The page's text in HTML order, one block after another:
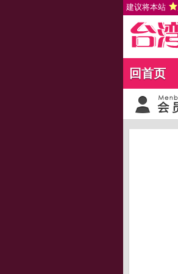
建议将本站
回首页